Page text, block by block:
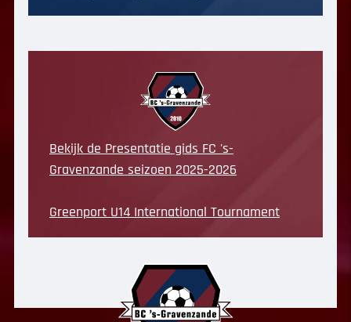
Bekijk de Presentatie gids FC 's-
Gravenzande seizoen 2025-2026
Greenport U14 International Tournament